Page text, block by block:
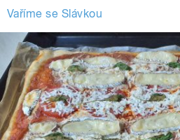
Vaříme se Slávkou